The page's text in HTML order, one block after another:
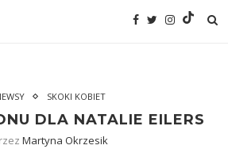
SKOKI KOBIET
DLA NATALIE EILERS
Martyna Okrzesik